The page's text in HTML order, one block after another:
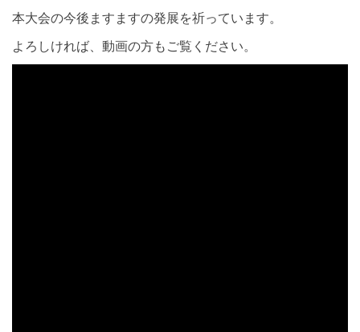
本大会の今後ますますの発展を祈っています。
よろしければ、動画の方もご覧ください。